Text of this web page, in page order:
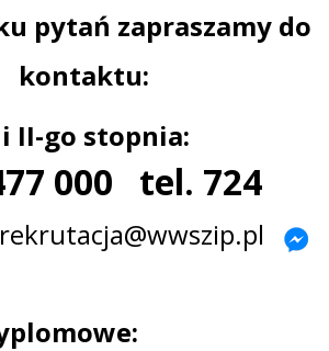
pytań zapraszamy do
kontaktu:
II-go stopnia:
000 tel. 724
rekrutacja@wwszip.pl